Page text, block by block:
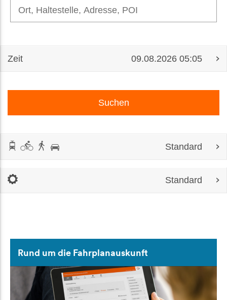
Zeit
Suchen
Rund um die Fahrplanauskunft